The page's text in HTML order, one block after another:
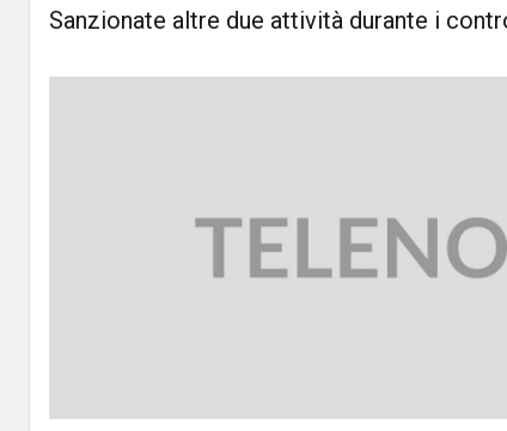
Sanzionate altre due attività durante i